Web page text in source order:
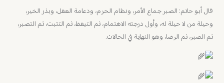
قال أبو حاتم: الصبر جماع الأمر، ونظام الحزم، ودعامة العقل، وبذر الخير،
وحيلة من لا حيلة له، وأول درجته الاهتمام، ثم التيقظ، ثم التثبت، ثم التصبر،
ثم الصبر، ثم الرضا، وهو النهاية في الحالات.